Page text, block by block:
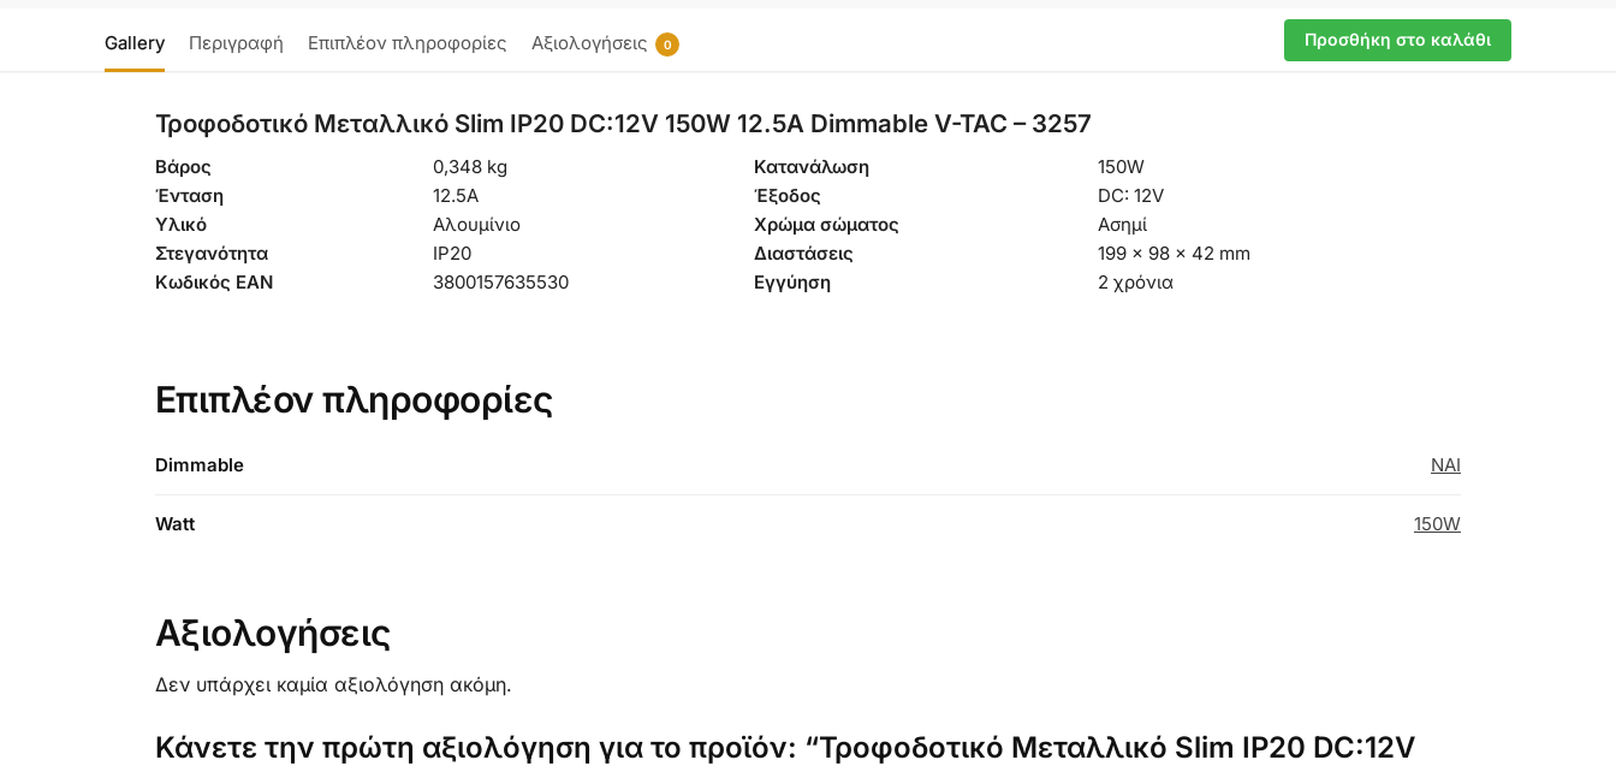
Gallery Περιγραφή Επιπλέον πληροφορίες Αξιολογήσεις 0 Προσθήκη στο καλάθι
Τροφοδοτικό Μεταλλικό Slim IP20 DC:12V 150W 12.5A Dimmable V-TAC – 3257
Βάρος 0,348 kg Κατανάλωση
150W
Ένταση
12.5A Έξοδος
DC: 12V
Υλικό
Αλουμίνιο Χρώμα σώματος
Ασημί
Στεγανότητα
IP20 Διαστάσεις
199 x 98 x 42 mm
Κωδικός EAN
3800157635530 Εγγύηση 2 χρόνια
Επιπλέον πληροφορίες
Dimmable NAI
Watt 150W
Αξιολογήσεις
Δεν υπάρχει καμία αξιολόγηση ακόμη.
Κάνετε την πρώτη αξιολόγηση για το προϊόν: “Τροφοδοτικό Μεταλλικό Slim IP20 DC:12V